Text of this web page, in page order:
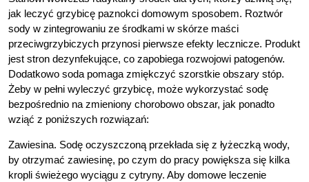
jak leczyć grzybicę paznokci domowym sposobem. Roztwór
sody w zintegrowaniu ze środkami w skórze maści
przeciwgrzybiczych przynosi pierwsze efekty lecznicze. Produkt
jest stron dezynfekujące, co zapobiega rozwojowi patogenów.
Dodatkowo soda pomaga zmiękczyć szorstkie obszary stóp.
Żeby w pełni wyleczyć grzybicę, może wykorzystać sodę
bezpośrednio na zmieniony chorobowo obszar, jak ponadto
wziąć z poniższych rozwiązań:
Zawiesina. Sodę oczyszczoną przekłada się z łyżeczką wody,
by otrzymać zawiesinę, po czym do pracy powiększa się kilka
kropli świeżego wyciągu z cytryny. Aby domowe leczenie